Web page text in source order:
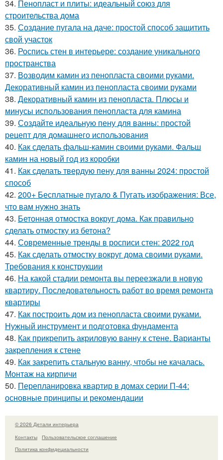
34. Пенопласт и плиты: идеальный союз для
строительства дома
35. Создание пугала на даче: простой способ защитить
свой участок
36. Роспись стен в интерьере: создание уникального
пространства
37. Возводим камин из пенопласта своими руками.
Декоративный камин из пенопласта своими руками
38. Декоративный камин из пенопласта. Плюсы и
минусы использования пенопласта для камина
39. Создайте идеальную пену для ванны: простой
рецепт для домашнего использования
40. Как сделать фальш-камин своими руками. Фальш
камин на новый год из коробки
41. Как сделать твердую пену для ванны 2024: простой
способ
42. 200+ Бесплатные пугало & Пугать изображения: Все,
что вам нужно знать
43. Бетонная отмостка вокруг дома. Как правильно
сделать отмостку из бетона?
44. Современные тренды в росписи стен: 2022 год
45. Как сделать отмостку вокруг дома своими руками.
Требования к конструкции
46. На какой стадии ремонта вы переезжали в новую
квартиру. Последовательность работ во время ремонта
квартиры
47. Как построить дом из пенопласта своими руками.
Нужный инструмент и подготовка фундамента
48. Как прикрепить акриловую ванну к стене. Варианты
закрепления к стене
49. Как закрепить стальную ванну, чтобы не качалась.
Монтаж на кирпичи
50. Перепланировка квартир в домах серии П-44:
основные принципы и рекомендации
© 2026 Детали интерьера
Контакты
Пользовательское соглашение
Политика конфидециальности